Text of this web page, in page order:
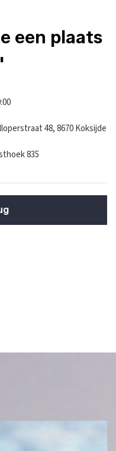
een plaats
48, 8670 Koksijde
835